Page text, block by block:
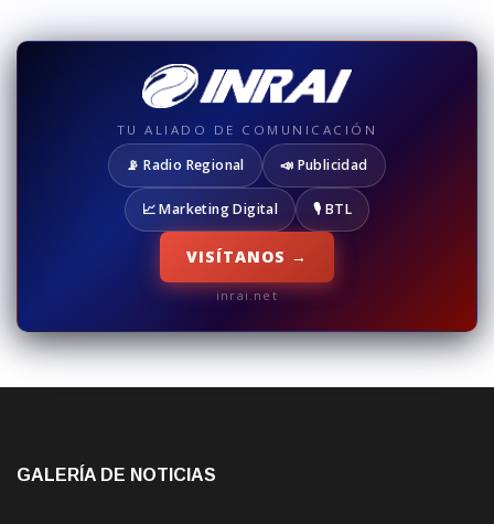
TU ALIADO DE COMUNICACIÓN
📡 Radio Regional 📣 Publicidad
📈 Marketing Digital 🎙️ BTL
VISÍTANOS →
inrai.net
GALERÍA DE NOTICIAS